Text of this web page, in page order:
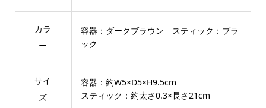
カラ
ー
容器：ダークブラウン スティック：ブラ
ック
サイ
ズ
容器：約W5×D5×H9.5cm
スティック：約太さ0.3×長さ21cm